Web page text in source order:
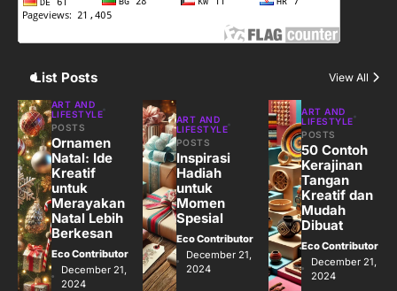
Jasa Menulis: Peluang Bisnis Kreatif
5
Jasa Desain: Peluang Usaha Kreatif
di Era Digital
Eco Contributor
List Posts View All
ART AND
LIFESTYLE
POSTS
Ornamen
Natal: Ide
Kreatif
untuk
Merayakan
Natal Lebih
Berkesan
Eco Contributor
December 21,
2024
ART AND
LIFESTYLE
POSTS
Inspirasi
Hadiah
untuk
Momen
Spesial
Eco Contributor
December 21,
2024
ART AND
LIFESTYLE
POSTS
50 Contoh
Kerajinan
Tangan
Kreatif dan
Mudah
Dibuat
Eco Contributor
December 21,
2024